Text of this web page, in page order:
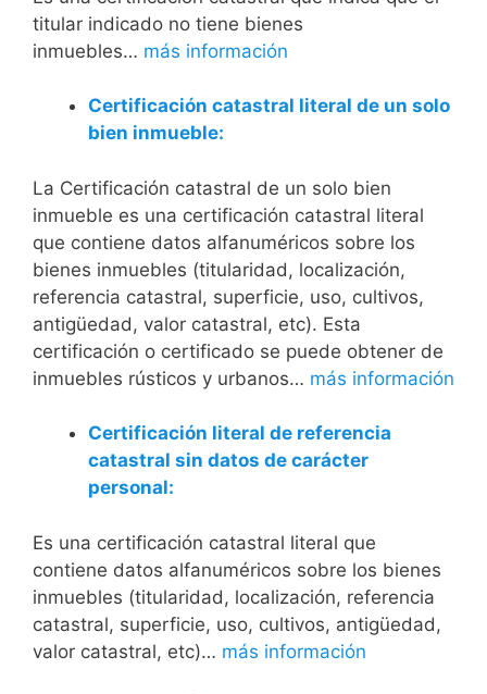
titular indicado no tiene bienes
inmuebles… más información
Certificación catastral literal de un solo
bien inmueble:
La Certificación catastral de un solo bien
inmueble es una certificación catastral literal
que contiene datos alfanuméricos sobre los
bienes inmuebles (titularidad, localización,
referencia catastral, superficie, uso, cultivos,
antigüedad, valor catastral, etc). Esta
certificación o certificado se puede obtener de
inmuebles rústicos y urbanos… más información
Certificación literal de referencia
catastral sin datos de carácter
personal:
Es una certificación catastral literal que
contiene datos alfanuméricos sobre los bienes
inmuebles (titularidad, localización, referencia
catastral, superficie, uso, cultivos, antigüedad,
valor catastral, etc)… más información